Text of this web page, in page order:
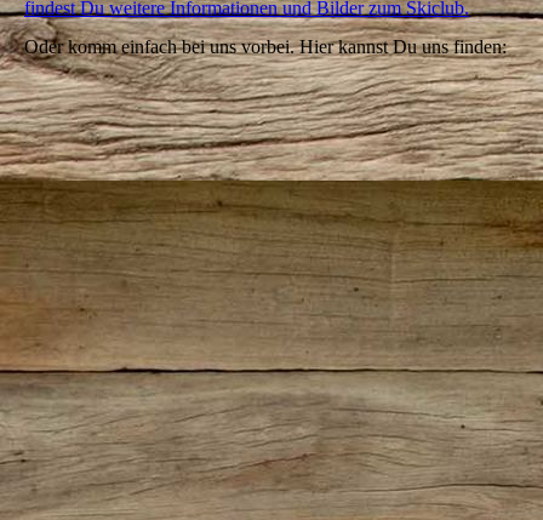
findest Du weitere Informationen und Bilder zum Skiclub.
Oder komm einfach bei uns vorbei. Hier kannst Du uns finden: